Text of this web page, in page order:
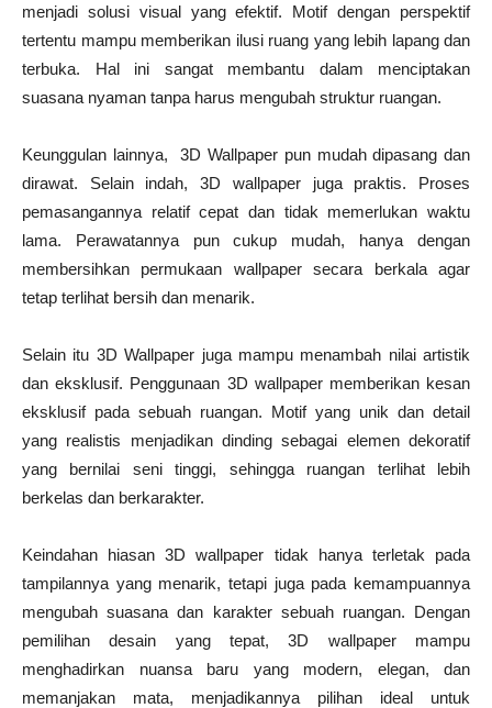
menjadi solusi visual yang efektif. Motif dengan perspektif
tertentu mampu memberikan ilusi ruang yang lebih lapang dan
terbuka. Hal ini sangat membantu dalam menciptakan
suasana nyaman tanpa harus mengubah struktur ruangan.
Keunggulan lainnya, 3D Wallpaper pun mudah dipasang dan
dirawat. Selain indah, 3D wallpaper juga praktis. Proses
pemasangannya relatif cepat dan tidak memerlukan waktu
lama. Perawatannya pun cukup mudah, hanya dengan
membersihkan permukaan wallpaper secara berkala agar
tetap terlihat bersih dan menarik.
Selain itu 3D Wallpaper juga mampu menambah nilai artistik
dan eksklusif. Penggunaan 3D wallpaper memberikan kesan
eksklusif pada sebuah ruangan. Motif yang unik dan detail
yang realistis menjadikan dinding sebagai elemen dekoratif
yang bernilai seni tinggi, sehingga ruangan terlihat lebih
berkelas dan berkarakter.
Keindahan hiasan 3D wallpaper tidak hanya terletak pada
tampilannya yang menarik, tetapi juga pada kemampuannya
mengubah suasana dan karakter sebuah ruangan. Dengan
pemilihan desain yang tepat, 3D wallpaper mampu
menghadirkan nuansa baru yang modern, elegan, dan
memanjakan mata, menjadikannya pilihan ideal untuk